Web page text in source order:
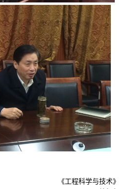
《工程科学与技术》